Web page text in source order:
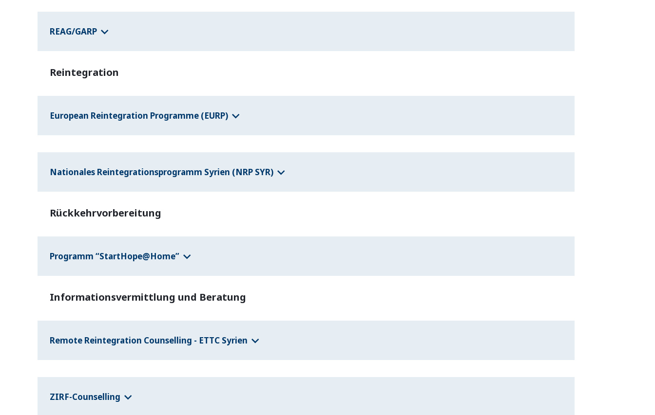
REAG/GARP
Reintegration
European Reintegration Programme (EURP)
Nationales Reintegrationsprogramm Syrien (NRP SYR)
Rückkehrvorbereitung
Programm “StartHope@Home”
Informationsvermittlung und Beratung
Remote Reintegration Counselling - ETTC Syrien
ZIRF-Counselling